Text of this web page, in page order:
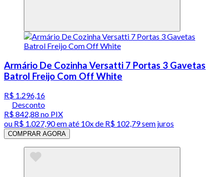
Armário De Cozinha Versatti 7 Portas 3 Gavetas
Batrol Freijo Com Off White
R$ 1.296,16
Desconto
R$ 842,88 no PIX
ou R$ 1.027,90em até 10x de R$ 102,79 sem juros
COMPRAR AGORA